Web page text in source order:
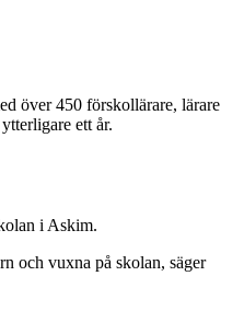
över 450 förskollärare, lärare
ett år.
i Askim.
och vuxna på skolan, säger